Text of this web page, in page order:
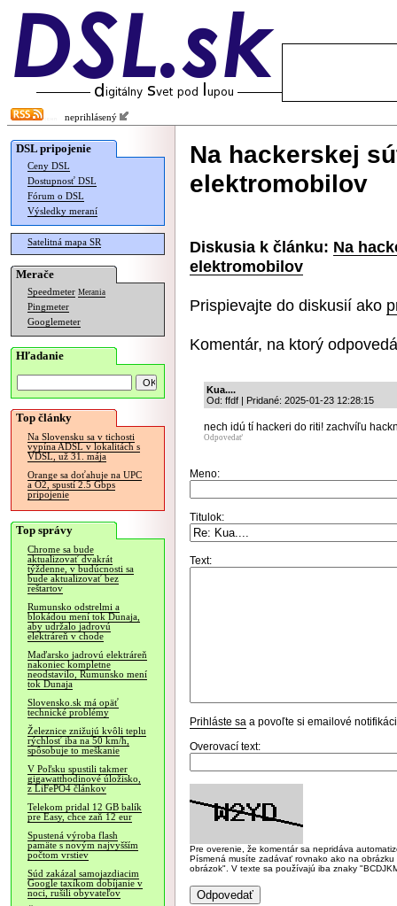
neprihlásený
DSL pripojenie
Ceny DSL
Dostupnosť DSL
Fórum o DSL
Výsledky meraní
Satelitná mapa SR
Merače
Speedmeter Merania
Pingmeter
Googlemeter
Hľadanie
Top články
Na Slovensku sa v tichosti
vypína ADSL v lokalitách s
VDSL, už 31. mája
Orange sa doťahuje na UPC
a O2, spustí 2.5 Gbps
pripojenie
Top správy
Chrome sa bude
aktualizovať dvakrát
týždenne, v budúcnosti sa
bude aktualizovať bez
reštartov
Rumunsko odstrelmi a
blokádou mení tok Dunaja,
aby udržalo jadrovú
elektráreň v chode
Maďarsko jadrovú elektráreň
nakoniec kompletne
neodstavilo, Rumunsko mení
tok Dunaja
Slovensko.sk má opäť
technické problémy
Železnice znižujú kvôli teplu
rýchlosť iba na 50 km/h,
spôsobuje to meškanie
V Poľsku spustili takmer
gigawatthodinové úložisko,
z LiFePO4 článkov
Telekom pridal 12 GB balík
pre Easy, chce zaň 12 eur
Spustená výroba flash
pamäte s novým najvyšším
počtom vrstiev
Súd zakázal samojazdiacim
Google taxíkom dobíjanie v
noci, rušili obyvateľov
Na hackerskej
elektromobilov
Diskusia k článku: Na
elektromobilov
Prispievajte do diskusií ako
Komentár, na ktorý
Kua....
Od: ffdf | Pridané: 2025-01-23 12:28:15
nech idú tí hackeri do riti! zachvíľu
Odpovedať
Meno:
Titulok:
Text:
Prihláste sa a povoľte si emailové
Overovací text:
Pre overenie, že komentár sa nepridáva
Písmená musíte zadávať rovnako ako na
obrázok". V texte sa používajú iba znaky